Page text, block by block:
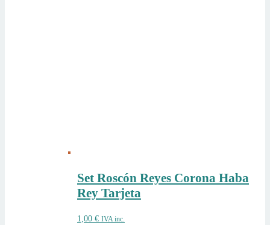
Set Roscón Reyes Corona Haba
Rey Tarjeta
1,00 € IVA inc.